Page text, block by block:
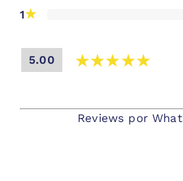
1★
5.00
Reviews por